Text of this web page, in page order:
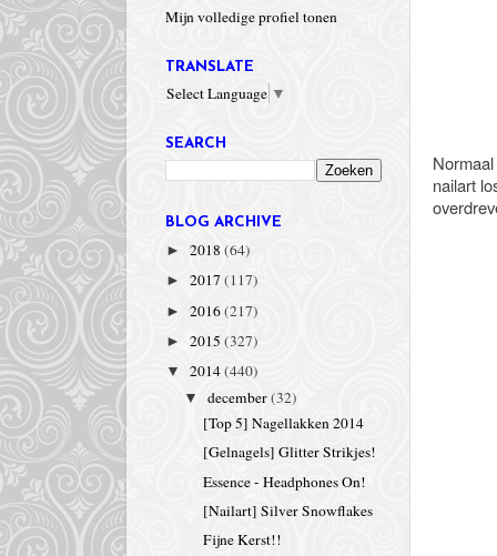
nailart
Mijn volledige profiel tonen
TRANSLATE
Select Language ▼
SEARCH
BLOG ARCHIVE
► 2018 (64)
► 2017 (117)
► 2016(217)
► 2015 (327)
▼ 2014(440)
▼december(32)
[Top 5] Nagellakken 2014
[Gelnagels] Glitter Strikjes!
Essence - Headphones On!
[Nailart] Silver Snowflakes
Fijne Kerst!!